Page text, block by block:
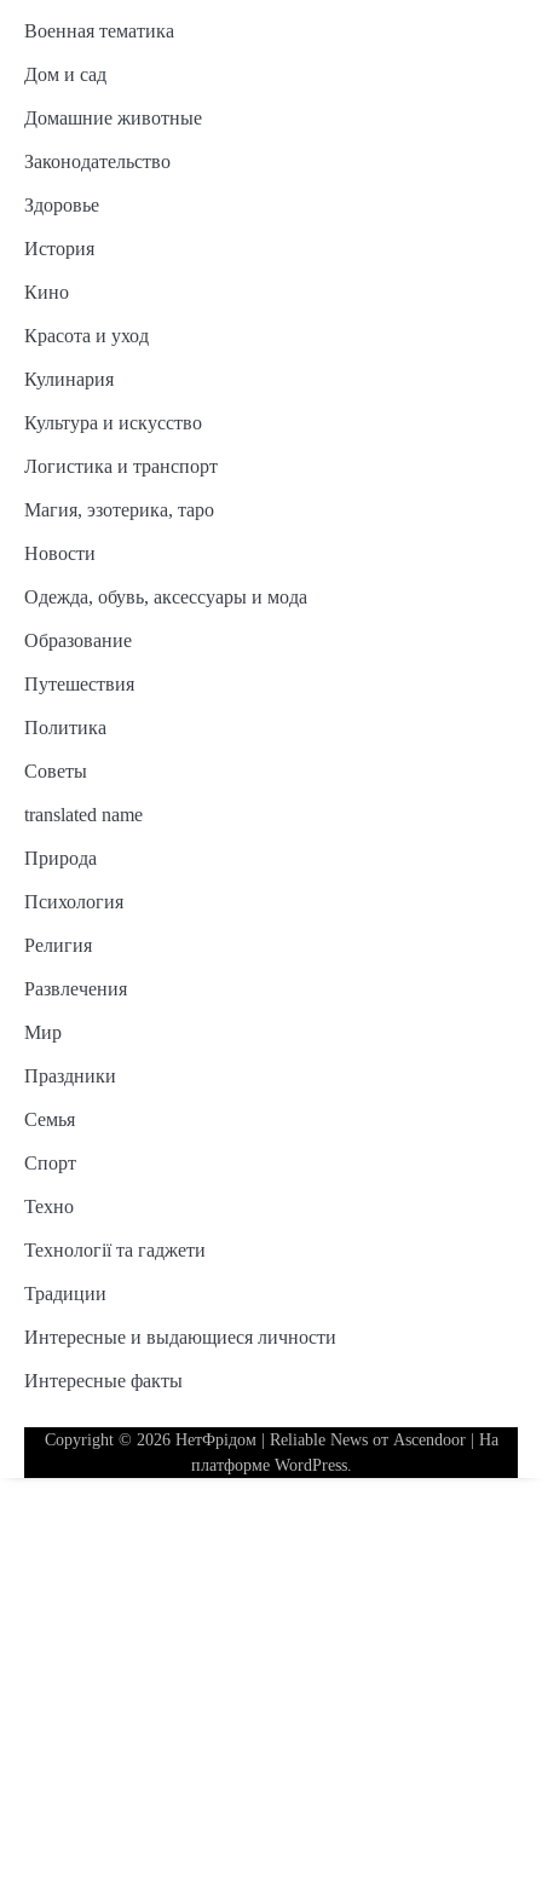
Военная тематика
Дом и сад
Домашние животные
Законодательство
Здоровье
История
Кино
Красота и уход
Кулинария
Культура и искусство
Логистика и транспорт
Магия, эзотерика, таро
Новости
Одежда, обувь, аксессуары и мода
Образование
Путешествия
Политика
Советы
translated name
Природа
Психология
Религия
Развлечения
Мир
Праздники
Семья
Спорт
Техно
Технології та гаджети
Традиции
Интересные и выдающиеся личности
Интересные факты
Copyright © 2026 НетФрідом| Reliable News от Ascendoor| На
платформе WordPress.